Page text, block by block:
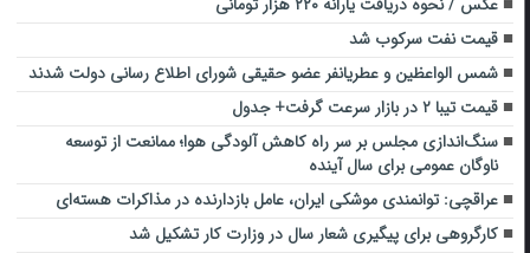
قیمت نفت سرکوب شد
شمس الواعظین و عطریانفر عضو حقیقی شورای اطلاع رسانی دولت شدند
قیمت تیبا ۲ در بازار سرعت گرفت+ جدول
سنگ‌اندازی مجلس بر سر راه کاهش آلودگی هوا؛ ممانعت از توسعه
ناوگان عمومی برای سال آینده
عراقچی: توانمندی موشکی ایران، عامل بازدارنده در مذاکرات هسته‌ای
کارگروهی برای پیگیری شعار سال در وزارت کار تشکیل شد